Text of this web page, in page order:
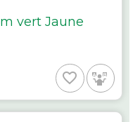
vert Jaune
favorite_border